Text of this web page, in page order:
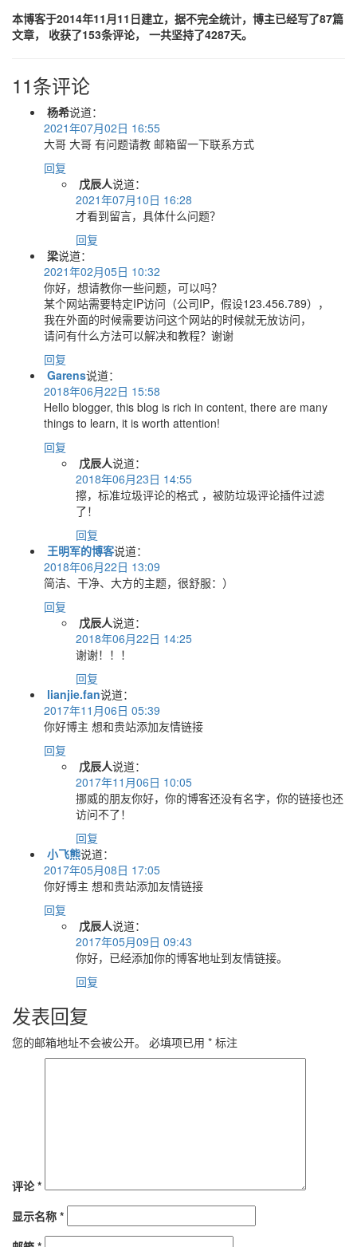
本博客于2014年11月11日建立，据不完全统计，博主已经写了87篇
文章， 收获了153条评论， 一共坚持了4287天。
11条评论
杨希说道：
2021年07月02日 16:55
大哥 大哥 有问题请教 邮箱留一下联系方式
回复
戊辰人说道：
2021年07月10日 16:28
才看到留言，具体什么问题？
回复
梁说道：
2021年02月05日 10:32
你好，想请教你一些问题，可以吗？
某个网站需要特定IP访问（公司IP，假设123.456.789），
我在外面的时候需要访问这个网站的时候就无放访问，
请问有什么方法可以解决和教程？谢谢
回复
Garens说道：
2018年06月22日 15:58
Hello blogger, this blog is rich in content, there are many
things to learn, it is worth attention!
回复
戊辰人说道：
2018年06月23日 14:55
擦，标准垃圾评论的格式 ，被防垃圾评论插件过滤
了！
回复
王明军的博客说道：
2018年06月22日 13:09
简洁、干净、大方的主题，很舒服：）
回复
戊辰人说道：
2018年06月22日 14:25
谢谢！！！
回复
lianjie.fan说道：
2017年11月06日 05:39
你好博主 想和贵站添加友情链接
回复
戊辰人说道：
2017年11月06日 10:05
挪威的朋友你好，你的博客还没有名字，你的链接也还
访问不了！
回复
小飞熊说道：
2017年05月08日 17:05
你好博主 想和贵站添加友情链接
回复
戊辰人说道：
2017年05月09日 09:43
你好，已经添加你的博客地址到友情链接。
回复
发表回复
您的邮箱地址不会被公开。 必填项已用 * 标注
评论*
显示名称 *